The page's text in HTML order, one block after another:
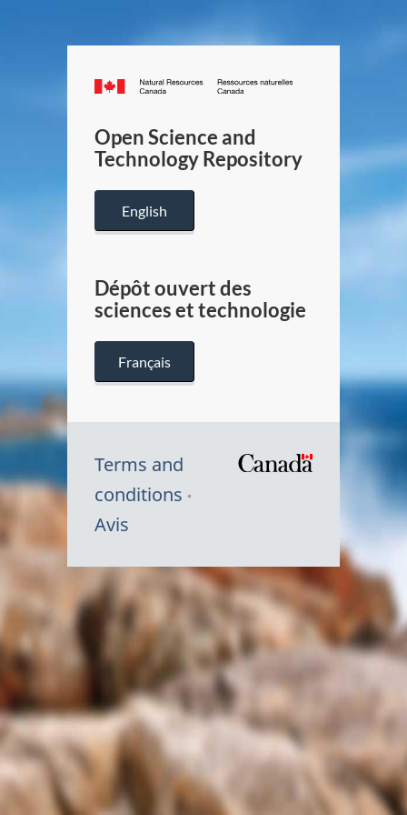
Canada.ca
/
Canada
Open Science and
Technology Repository
English
Dépôt ouvert des
sciences et technologie
Français
Terms and
conditions
Avis
Symbole
du
Canada